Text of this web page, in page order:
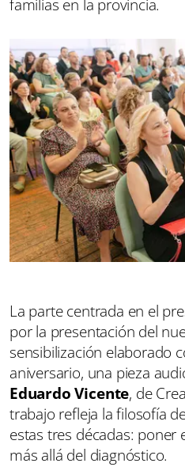
familias en la provincia.
La parte centrada en el
por la presentación del
sensibilización elaborado
aniversario, una pieza
Eduardo Vicente, de
trabajo refleja la filosofía
estas tres décadas: poner
más allá del diagnóstico.